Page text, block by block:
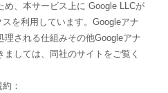
、本サービス上に Google LLCが
を利用しています。Googleアナ
理される仕組みその他Googleアナ
しては、同社のサイトをご覧く
：